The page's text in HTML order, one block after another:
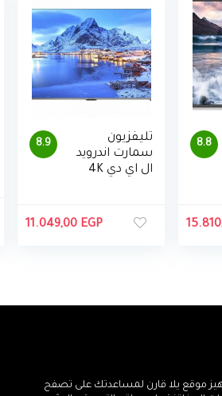
8.8
8.9
تليفزيون
سمارت اندرويد
ال اي دي 4K
بريسيفر مدمج
11.049,00 EGP
موقع يلا قارن لمساعدتك على تصفح